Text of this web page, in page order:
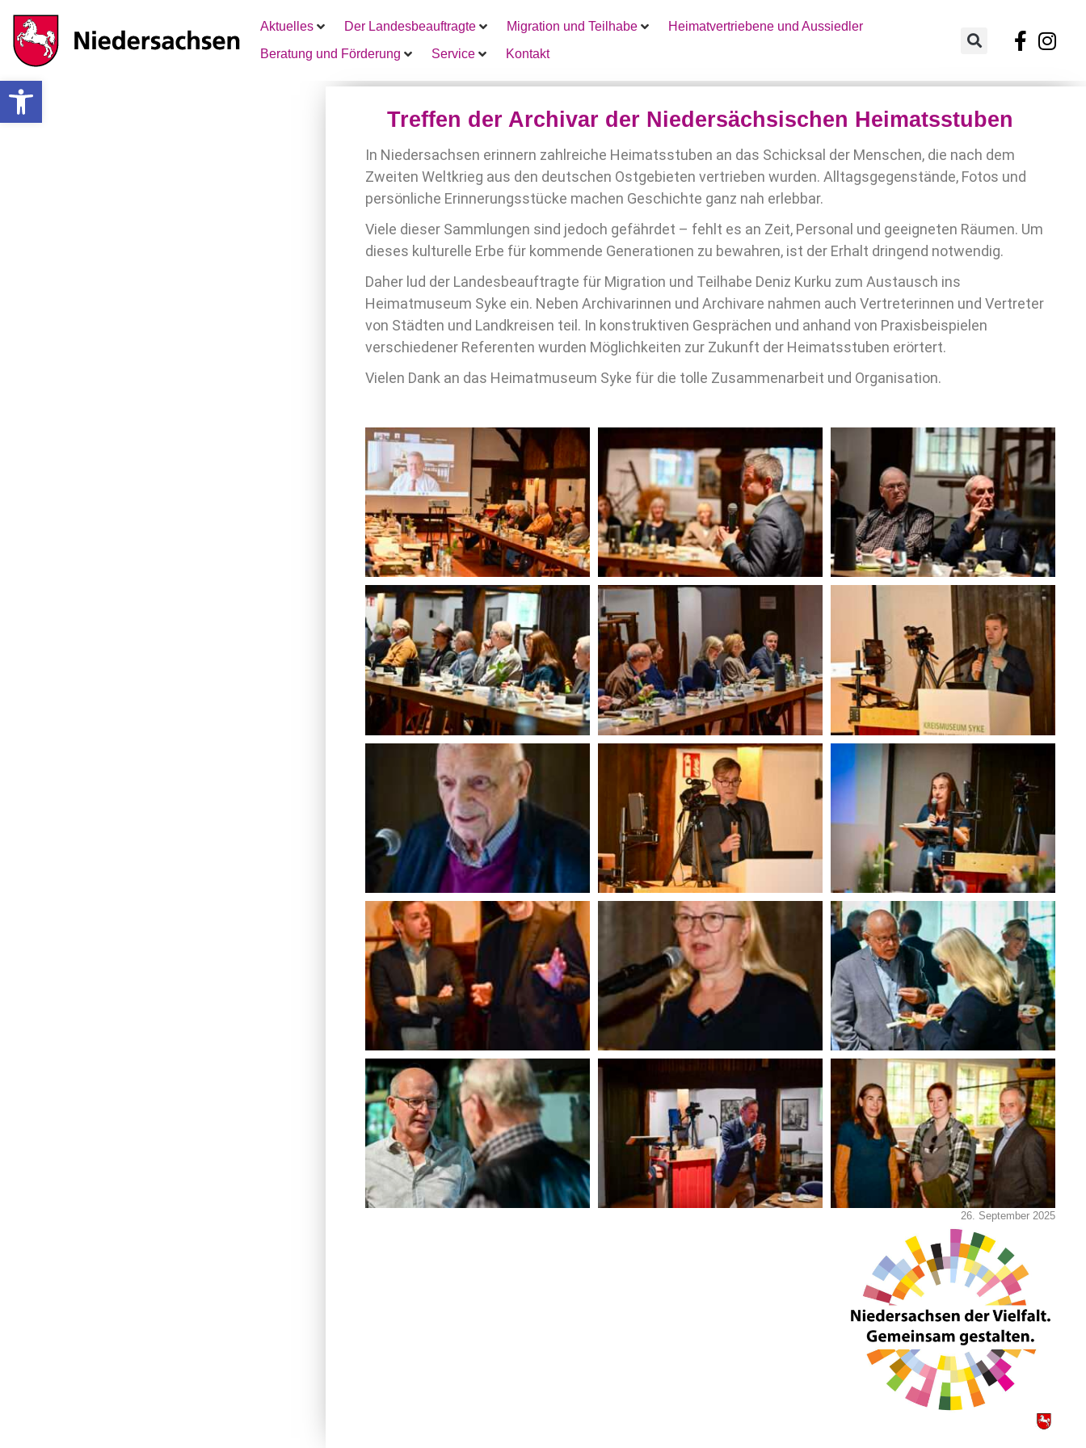
Werkzeugleiste öffnen
Aktuelles Der Landesbeauftragte Migration und Teilhabe
Heimatvertriebene und Aussiedler
Beratung und Förderung
Service Kontakt
Treffen der Archivar der Niedersächsischen Heimatsstuben
In Niedersachsen erinnern zahlreiche Heimatsstuben an das Schicksal der Menschen, die nach dem
Zweiten Weltkrieg aus den deutschen Ostgebieten vertrieben wurden. Alltagsgegenstände, Fotos und
persönliche Erinnerungsstücke machen Geschichte ganz nah erlebbar.
Viele dieser Sammlungen sind jedoch gefährdet – fehlt es an Zeit, Personal und geeigneten Räumen. Um
dieses kulturelle Erbe für kommende Generationen zu bewahren, ist der Erhalt dringend notwendig.
Daher lud der Landesbeauftragte für Migration und Teilhabe Deniz Kurku zum Austausch ins
Heimatmuseum Syke ein. Neben Archivarinnen und Archivare nahmen auch Vertreterinnen und Vertreter
von Städten und Landkreisen teil. In konstruktiven Gesprächen und anhand von Praxisbeispielen
verschiedener Referenten wurden Möglichkeiten zur Zukunft der Heimatsstuben erörtert.
Vielen Dank an das Heimatmuseum Syke für die tolle Zusammenarbeit und Organisation.
26. September 2025